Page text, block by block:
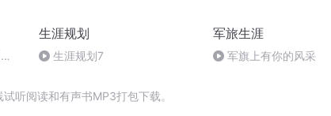
生涯规划
生涯规划7
军旅生涯
军旗上有你的风采
听阅读和有声书MP3打包下载。